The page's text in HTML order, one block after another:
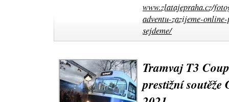
www.zlatajepraha.cz/
adventu-zazijeme-
sejdeme/
Tramvaj T3
prestižní